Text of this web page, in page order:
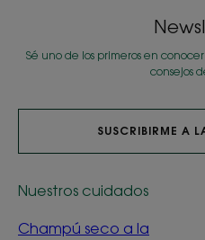
Sé uno de los primeros en
consejos
SUSCRIBIRME A
Nuestros cuidados
Champú seco a la